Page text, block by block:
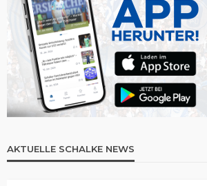
AKTUELLE SCHALKE NEWS